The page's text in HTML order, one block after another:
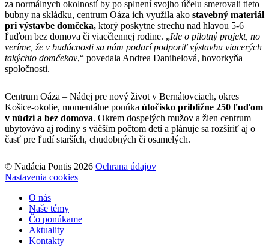
za normálnych okolností by po splnení svojho účelu smerovali tieto
bubny na skládku, centrum Oáza ich využila ako stavebný materiál
pri výstavbe domčeka, ktorý poskytne strechu nad hlavou 5-6
ľuďom bez domova či viacčlennej rodine. „Ide o pilotný projekt, no
veríme, že v budúcnosti sa nám podarí podporiť výstavbu viacerých
takýchto domčekov,“ povedala Andrea Danihelová, hovorkyňa
spoločnosti.
Centrum Oáza – Nádej pre nový život v Bernátovciach, okres
Košice-okolie, momentálne ponúka útočisko približne 250 ľuďom
v núdzi a bez domova. Okrem dospelých mužov a žien centrum
ubytováva aj rodiny s väčším počtom detí a plánuje sa rozšíriť aj o
časť pre ľudí starších, chudobných či osamelých.
© Nadácia Pontis 2026 Ochrana údajov
Nastavenia cookies
O nás
Naše témy
Čo ponúkame
Aktuality
Kontakty